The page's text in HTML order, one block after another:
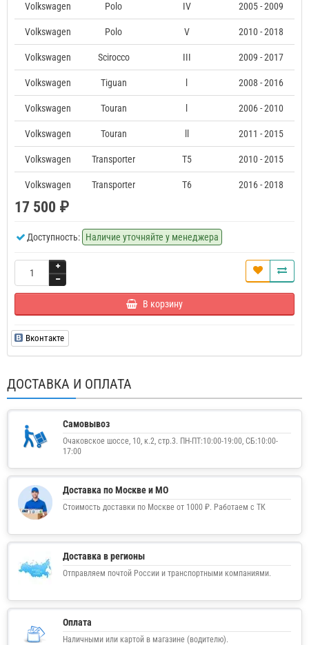
Volkswagen Polo IV 2005 - 2009
Volkswagen Polo V 2010 - 2018
Volkswagen Scirocco III 2009 - 2017
Volkswagen Tiguan 2008 - 2016
Volkswagen Touran 2006 - 2010
Volkswagen Touran 2011 - 2015
Volkswagen Transporter T5 2010 - 2015
Volkswagen Transporter T6 2016 - 2018
17 500 ₽
Доступность: Наличие уточняйте у менеджера
В корзину
Вконтакте
ДОСТАВКА И ОПЛАТА
Самовывоз
Очаковское шоссе, 10, к.2, стр.3. ПН-ПТ:10:00-19:00, СБ:10:00-
17:00
Доставка по Москве и МО
Стоимость доставки по Москве от 1000 ₽. Работаем с ТК
Доставка в регионы
Отправляем почтой России и транспортными компаниями.
Оплата
Наличными или картой в магазине (водителю).